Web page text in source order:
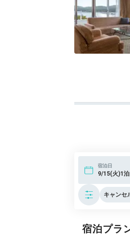
宿泊日
9/15(火)1泊
キャンセ
宿泊プラ